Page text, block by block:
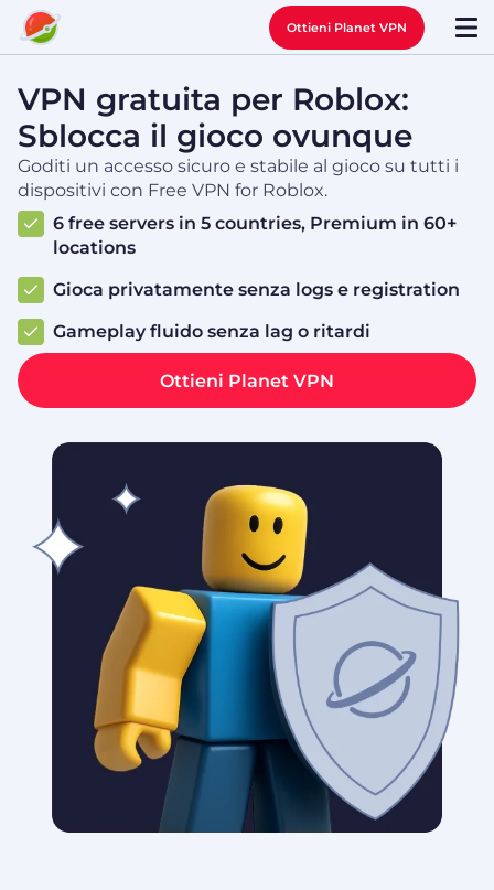
Ottieni Planet VPN
VPN gratuita per Roblox:
Sblocca il gioco ovunque
Goditi un accesso sicuro e stabile al gioco su tutti i
dispositivi con Free VPN for Roblox.
6 free servers in 5 countries, Premium in 60+
locations
Gioca privatamente senza logs e registration
Gameplay fluido senza lag o ritardi
Ottieni Planet VPN